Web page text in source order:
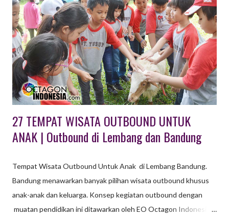
bersama-sama berkunjung ke wahana wisata tertentu, makan
bersama ditambah dengan hiburan musik, artis, ataupun
permainan yang menyenangkan, dan lain sebagainya. Aktivitas
yang dilakukan lebih tertuju pada aspek menyenangkan
sehingga tidak membutuhkan persiapan khusus. Dilingkup
perusahaan, gathering biasanya dibedakan lagi menjadi
Employee Gatheri...
27 TEMPAT WISATA OUTBOUND UNTUK
ANAK | Outbound di Lembang dan Bandung
Tempat Wisata Outbound Untuk Anak di Lembang Bandung.
Bandung menawarkan banyak pilihan wisata outbound khusus
anak-anak dan keluarga. Konsep kegiatan outbound dengan
muatan pendidikan ini ditawarkan oleh EO Octagon Indonesia